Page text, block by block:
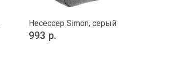
Несессер Simon, серый
993 р.